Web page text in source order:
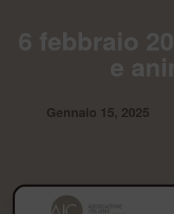
Gennaio 15, 2025